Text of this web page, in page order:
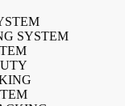
SYSTEM